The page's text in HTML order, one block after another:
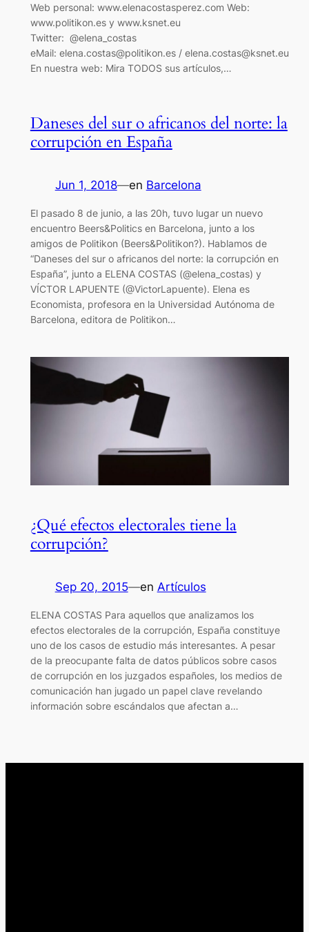
Web personal: www.elenacostasperez.com Web:
www.politikon.es y www.ksnet.eu
Twitter: @elena_costas
eMail: elena.costas@politikon.es / elena.costas@ksnet.eu
En nuestra web: Mira TODOS sus artículos,…
Daneses del sur o africanos del norte: la
corrupción en España
Jun 1, 2018—en Barcelona
El pasado 8 de junio, a las 20h, tuvo lugar un nuevo
encuentro Beers&Politics en Barcelona, junto a los
amigos de Politikon (Beers&Politikon?). Hablamos de
“Daneses del sur o africanos del norte: la corrupción en
España”, junto a ELENA COSTAS (@elena_costas) y
VÍCTOR LAPUENTE (@VictorLapuente). Elena es
Economista, profesora en la Universidad Autónoma de
Barcelona, editora de Politikon…
¿Qué efectos electorales tiene la
corrupción?
Sep 20, 2015—en Artículos
ELENA COSTAS Para aquellos que analizamos los
efectos electorales de la corrupción, España constituye
uno de los casos de estudio más interesantes. A pesar
de la preocupante falta de datos públicos sobre casos
de corrupción en los juzgados españoles, los medios de
comunicación han jugado un papel clave revelando
información sobre escándalos que afectan a…